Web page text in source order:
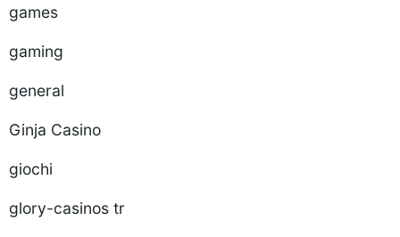
games
gaming
general
Ginja Casino
giochi
glory-casinos tr